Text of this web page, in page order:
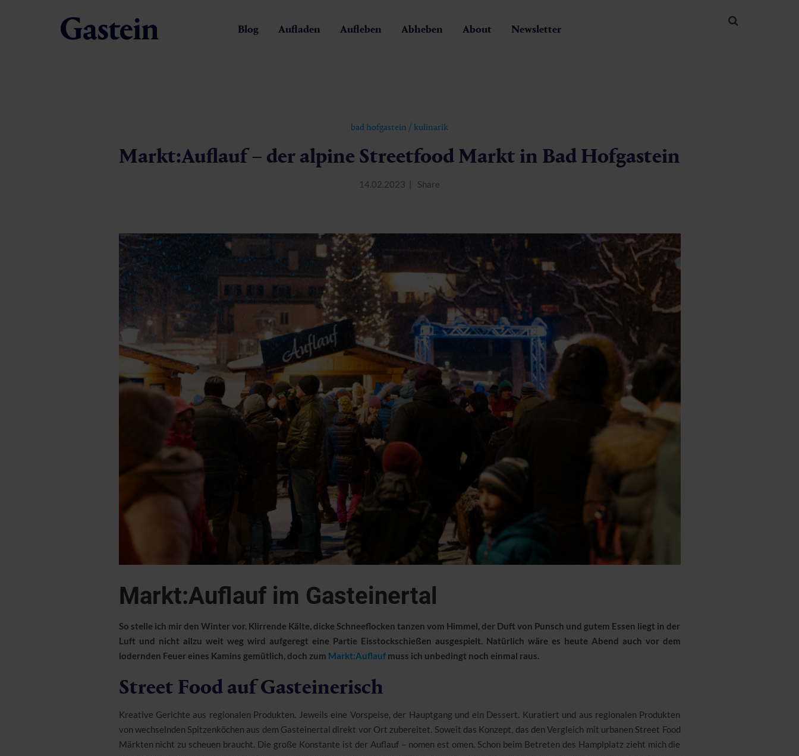
Blog Aufladen Aufleben Abheben About Newsletter
bad hofgastein / kulinarik
Markt:Auflauf – der alpine Streetfood Markt in Bad Hofgastein
14.02.2023 Share
Markt:Auflauf im Gasteinertal
So stelle ich mir den Winter vor. Klirrende Kälte, dicke Schneeflocken tanzen vom Himmel, der Duft von Punsch und gutem Essen liegt in der
Luft und nicht allzu weit weg wird aufgeregt eine Partie Eisstockschießen ausgespielt. Natürlich wäre es heute Abend auch vor dem
lodernden Feuer eines Kamins gemütlich, doch zum Markt:Auflaufmuss ich unbedingt noch einmal raus.
Street Food auf Gasteinerisch
Kreative Gerichte aus regionalen Produkten. Jeweils eine Vorspeise, der Hauptgang und ein Dessert. Kuratiert und aus regionalen Produkten
von wechselnden Spitzenköchen aus dem Gasteinertal direkt vor Ort zubereitet. Soweit das Konzept, das den Vergleich mit urbanen Street Food
Märkten nicht zu scheuen braucht. Die große Konstante ist der Auflauf – nomen est omen. Schon beim Betreten des Hamplplatz zieht mich die